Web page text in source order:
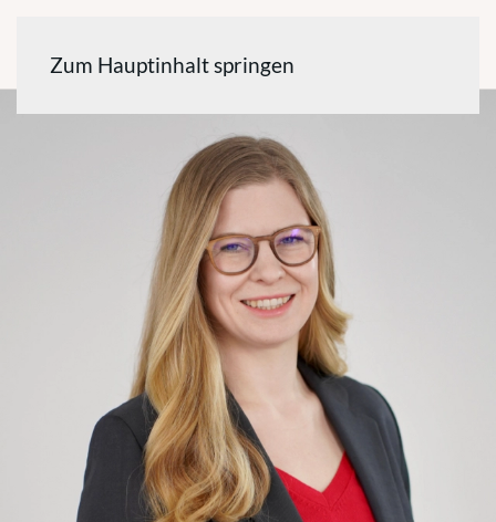
Zum Hauptinhalt springen